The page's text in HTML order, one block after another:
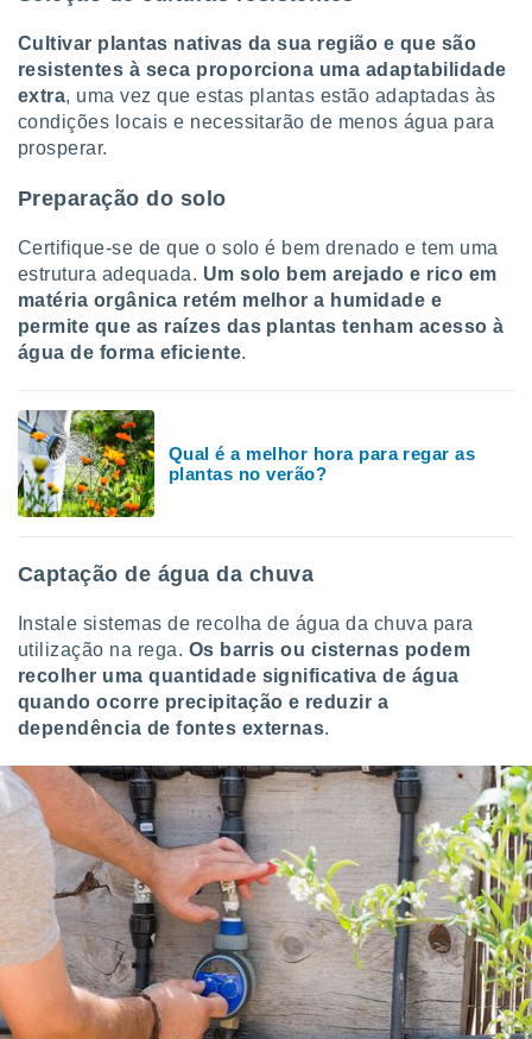
Cultivar plantas nativas da sua região e que são
resistentes à seca proporciona uma adaptabilidade
extra, uma vez que estas plantas estão adaptadas às
condições locais e necessitarão de menos água para
prosperar.
Preparação do solo
Certifique-se de que o solo é bem drenado e tem uma
estrutura adequada. Um solo bem arejado e rico em
matéria orgânica retém melhor a humidade e
permite que as raízes das plantas tenham acesso à
água de forma eficiente.
Qual é a melhor hora para regar as
plantas no verão?
Captação de água da chuva
Instale sistemas de recolha de água da chuva para
utilização na rega. Os barris ou cisternas podem
recolher uma quantidade significativa de água
quando ocorre precipitação e reduzir a
dependência de fontes externas.